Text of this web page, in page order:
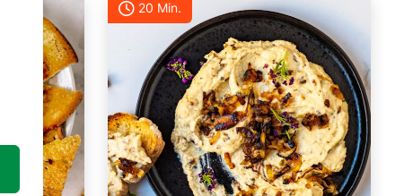
20 Min.